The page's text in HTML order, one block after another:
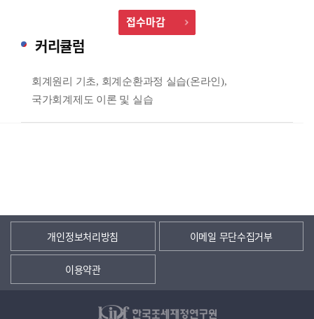
접수마감
커리큘럼
회계원리 기초, 회계순환과정 실습(온라인),
국가회계제도 이론 및 실습
개인정보처리방침 이메일 무단수집거부
이용약관